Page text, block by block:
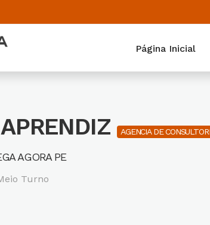
Página Inicial
AGENCIA DE
AGORA PE
Turno